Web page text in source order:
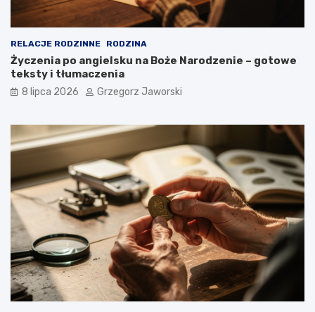
RELACJE RODZINNE RODZINA
Życzenia po angielsku na Boże Narodzenie – gotowe
teksty i tłumaczenia
8 lipca 2026 Grzegorz Jaworski